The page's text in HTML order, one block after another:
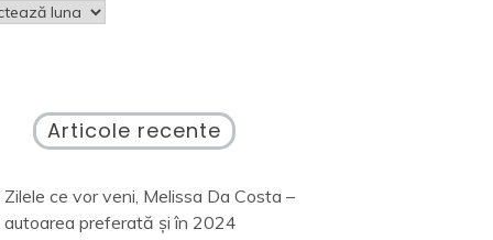
Articole recente
Zilele ce vor veni, Melissa Da Costa –
autoarea preferată și în 2024